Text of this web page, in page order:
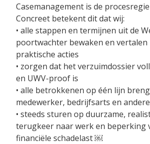
Casemanagement is de
Concreet betekent dit dat wij:
• alle stappen en termijnen uit de
poortwachter bewaken en vertalen
praktische acties
• zorgen dat het verzuimdossier
en UWV-proof is
• alle betrokkenen op één lijn
medewerker, bedrijfsarts en
• steeds sturen op duurzame,
terugkeer naar werk en beperking
financiële schadelast ￼